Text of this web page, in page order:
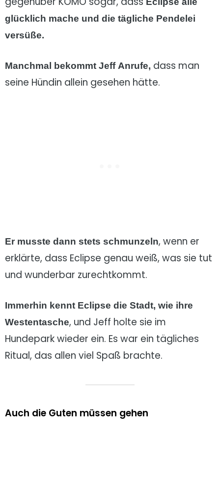
glücklich mache und die tägliche Pendelei
versüße.
Manchmal bekommt Jeff Anrufe, dass man
seine Hündin allein gesehen hätte.
Er musste dann stets schmunzeln, wenn er
erklärte, dass Eclipse genau weiß, was sie tut
und wunderbar zurechtkommt.
Immerhin kennt Eclipse die Stadt, wie ihre
Westentasche, und Jeff holte sie im
Hundepark wieder ein. Es war ein tägliches
Ritual, das allen viel Spaß brachte.
Auch die Guten müssen gehen